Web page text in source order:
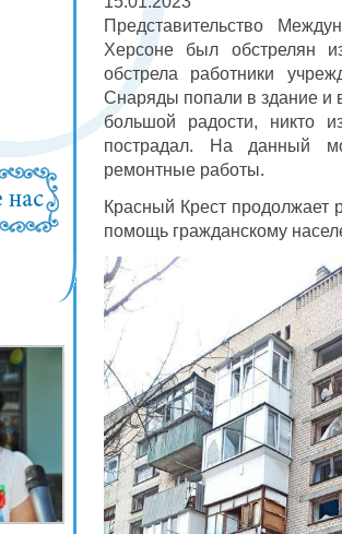
Представительство
Херсоне был обстрелян
обстрела работники
Снаряды попали в здание и
большой радости, никто
пострадал. На данный
ремонтные работы.
Красный Крест продолжает
помощь гражданскому